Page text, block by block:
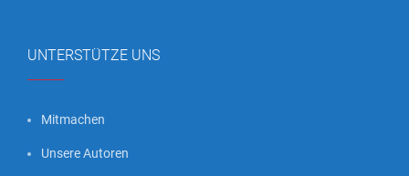
UNTERSTÜTZE UNS
Mitmachen
Unsere Autoren